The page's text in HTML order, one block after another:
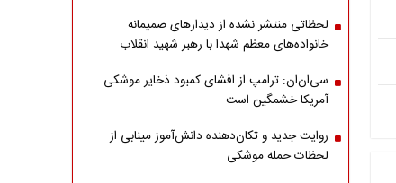
لحظاتی منتشر نشده از دیدارهای صمیمانه
خانواده‌های معظم شهدا با رهبر شهید انقلاب
سی‌ان‌ان: ترامپ از افشای کمبود ذخایر موشکی
آمریکا خشمگین است
روایت جدید و تکان‌دهنده دانش‌آموز مینابی از
لحظات حمله موشکی